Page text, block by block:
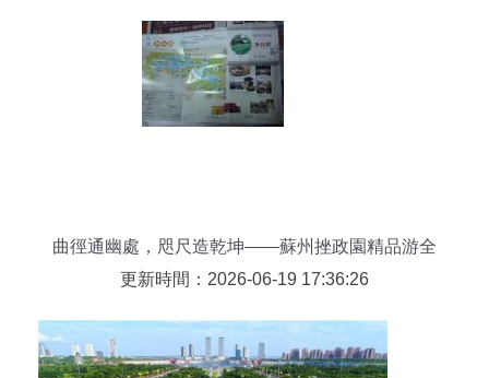
曲徑通幽處，咫尺造乾坤——蘇州挫政園精品游全
攻略
更新時間：2026-06-19 17:36:26